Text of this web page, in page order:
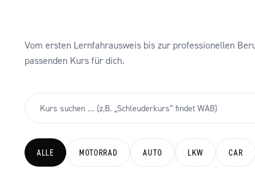
Vom ersten Lernfahrausweis bis zur professionellen
passenden Kurs für dich.
ALLE MOTORRAD AUTO LKW CAR